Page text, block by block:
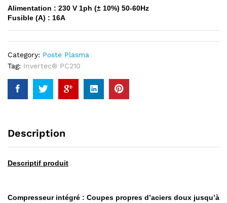
Alimentation : 230 V 1ph (± 10%) 50-60Hz
Fusible (A) : 16A
Category: Poste Plasma
Tag: Invertec® PC210
Description
Descriptif produit
Compresseur intégré : Coupes propres d’aciers doux jusqu’à